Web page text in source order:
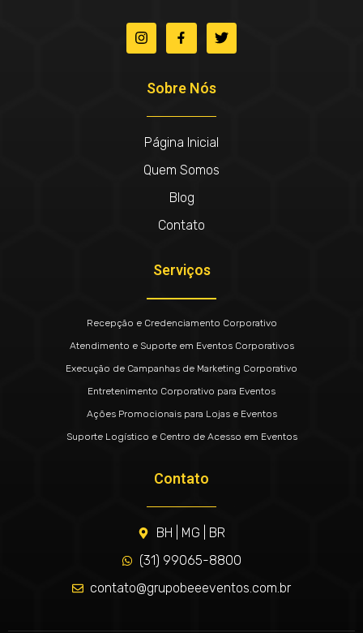
Sobre Nós
Página Inicial
Quem Somos
Blog
Contato
Serviços
Recepção e Credenciamento Corporativo
Atendimento e Suporte em Eventos Corporativos
Execução de Campanhas de Marketing Corporativo
Entretenimento Corporativo para Eventos
Ações Promocionais para Lojas e Eventos
Suporte Logístico e Centro de Acesso em Eventos
Contato
BH | MG | BR
(31) 99065-8800
contato@grupobeeeventos.com.br